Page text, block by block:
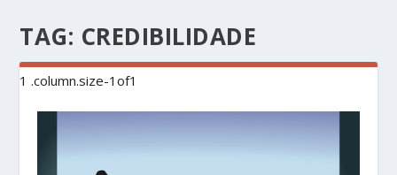
TAG: CREDIBILIDADE